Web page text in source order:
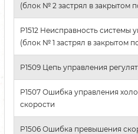
(блок № 2 застрял в закрытом
P1512 Неисправность системы
(блок № 1 застрял в закрытом
P1509 Цепь управления
P1507 Ошибка управления
скорости
P1506 Ошибка превышения